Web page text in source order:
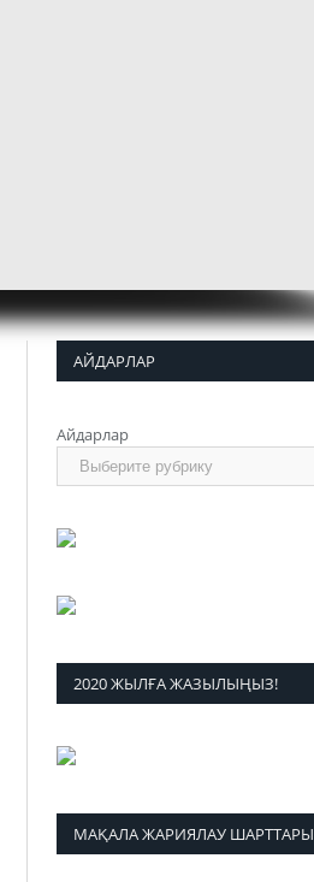
АЙДАРЛАР
Айдарлар
2020 ЖЫЛҒА ЖАЗЫЛЫҢЫЗ!
МАҚАЛА ЖАРИЯЛАУ ШАРТТАРЫ